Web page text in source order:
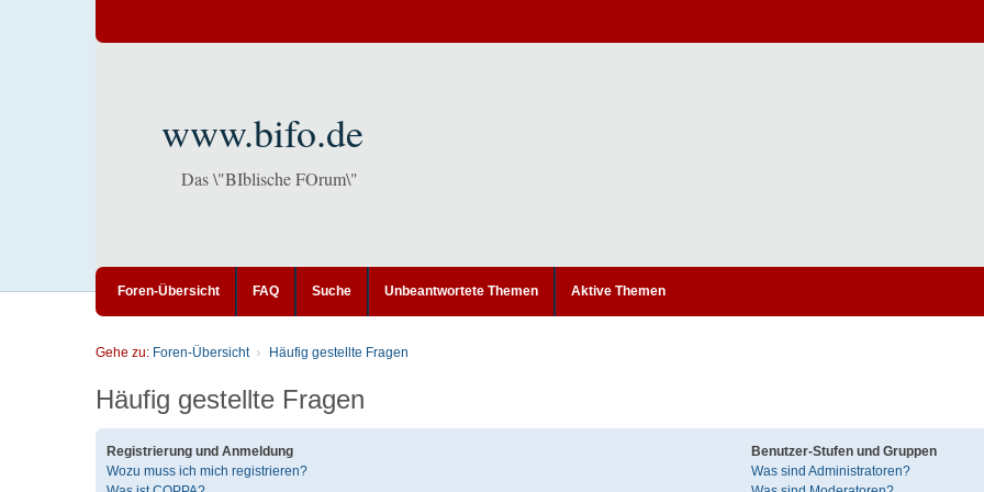
www.bifo.de
Das \"BIblische FOrum\"
Foren-Übersicht FAQ Suche Unbeantwortete Themen Aktive Themen
Gehe zu: Foren-Übersicht Häufig gestellte Fragen
Häufig gestellte Fragen
Registrierung und Anmeldung
Wozu muss ich mich registrieren?
Benutzer-Stufen und Gruppen
Was sind Administratoren?